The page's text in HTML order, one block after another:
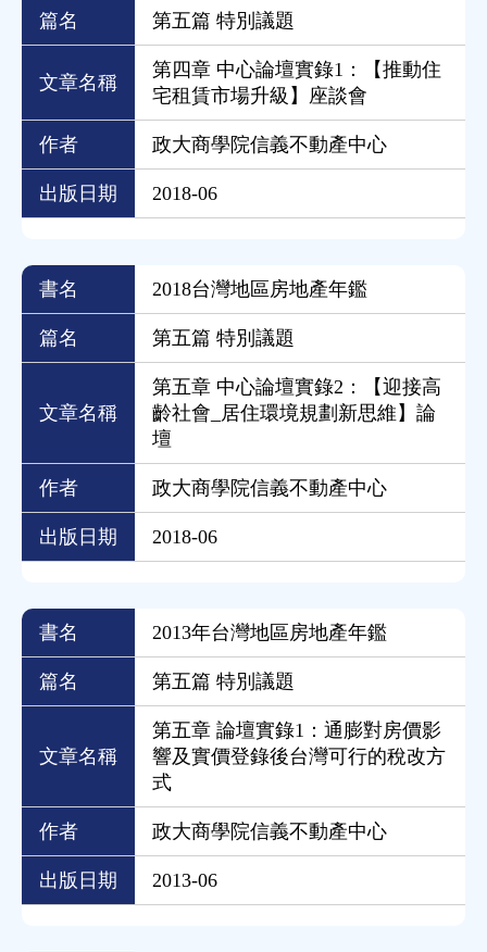
篇名 第五篇 特別議題
文章名稱
第四章 中心論壇實錄1：【推動住
宅租賃市場升級】座談會
作者 政大商學院信義不動產中心
出版日期 2018-06
書名 2018台灣地區房地產年鑑
篇名 第五篇 特別議題
文章名稱
第五章 中心論壇實錄2：【迎接高
齡社會_居住環境規劃新思維】論
壇
作者 政大商學院信義不動產中心
出版日期 2018-06
書名 2013年台灣地區房地產年鑑
篇名 第五篇 特別議題
文章名稱
第五章 論壇實錄1：通膨對房價影
響及實價登錄後台灣可行的稅改方
式
作者 政大商學院信義不動產中心
出版日期 2013-06